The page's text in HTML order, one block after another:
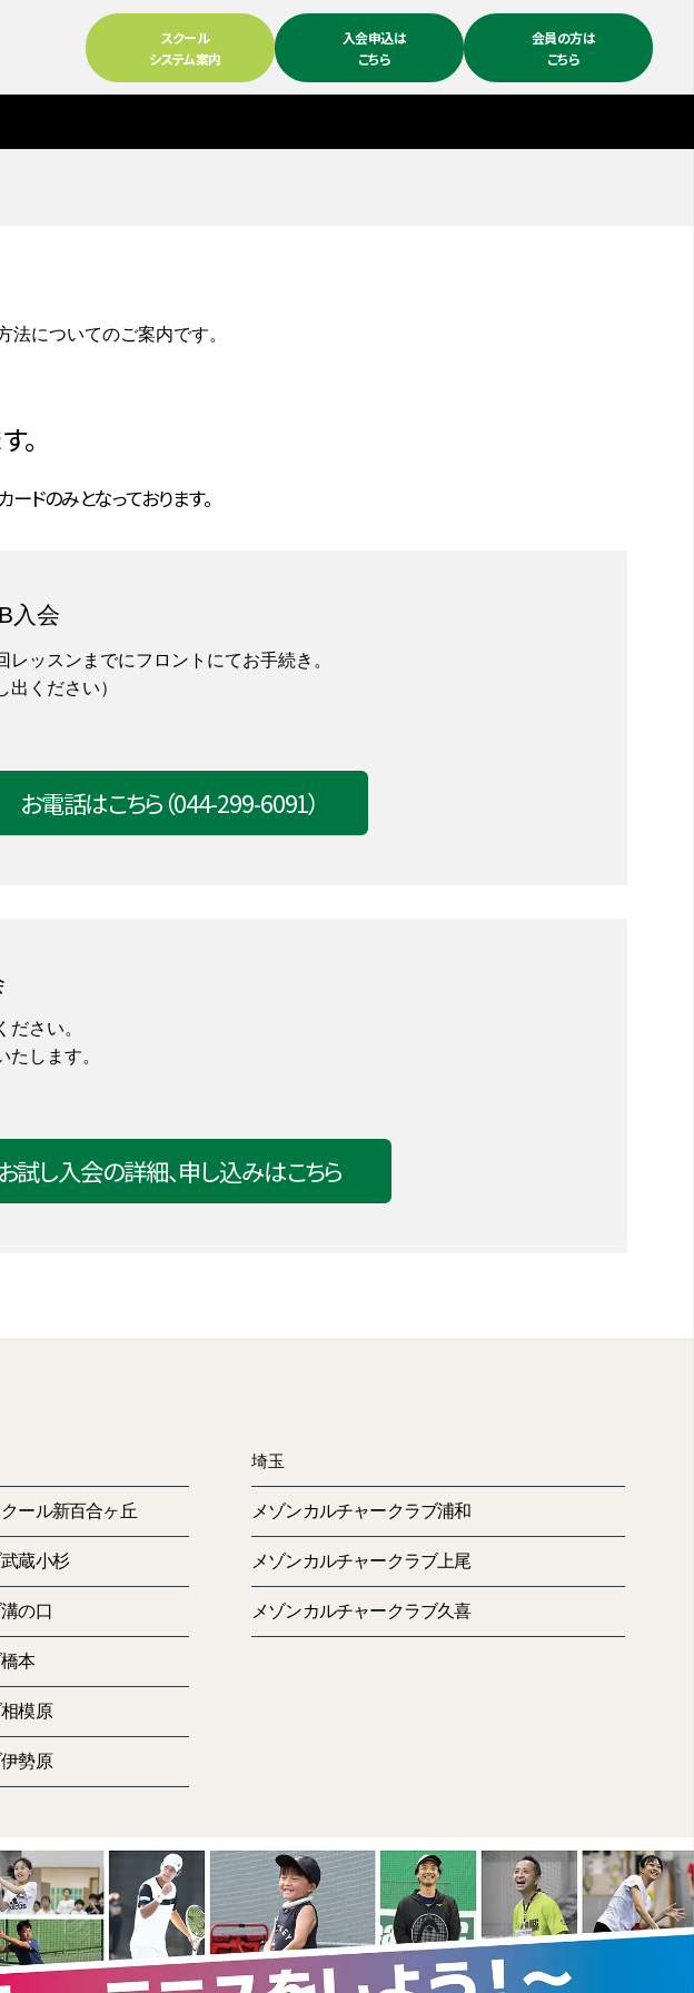
スクール
システム案内
入会申込は
こちら
会員の方は
こちら
法についてのご案内です。
。
ドのみとなっております。
入会
レッスンまでにフロントにてお手続き。
出ください）
お電話はこちら（044-299-6091）
さい。
します。
お試し入会の詳細、申し込みはこちら
のをご用意の上、フロントまでお越しください。
もの
ッシュカード
（PASMOやSUICA）やおサイフケータイなど
引落しとなります。ご入会後2ヶ月目の月会費から、当月8日に自動引落
っては3か月目からとなります。）
ール新百合ヶ丘
蔵小杉
の口
本
模原
勢原
埼玉
メゾンカルチャークラブ浦和
メゾンカルチャークラブ上尾
メゾンカルチャークラブ久喜